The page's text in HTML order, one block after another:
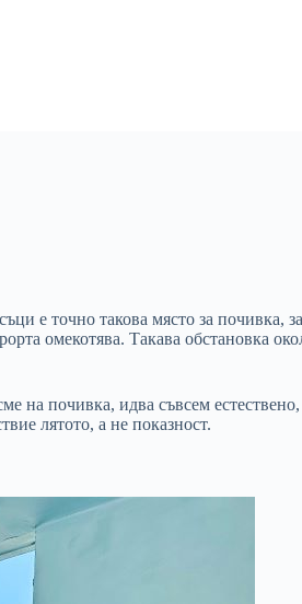
е точно такова място за почивка,
омекотява. Такава обстановка
на почивка, идва съвсем
лятото, а не показност.